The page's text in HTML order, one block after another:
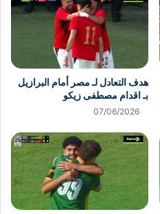
هدف التعادل لـ مصر أمام البرازيل
بـ اقدام مصطفى زيكو
07/06/2026